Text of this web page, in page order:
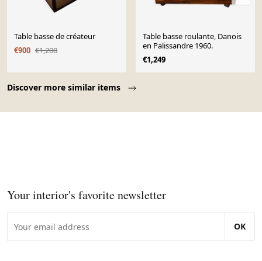
Discover more similar items
Table basse de créateur
€900 €1,200
Table basse roulante, Danois
en Palissandre 1960.
€1,249
Your interior's favorite newsletter
OK